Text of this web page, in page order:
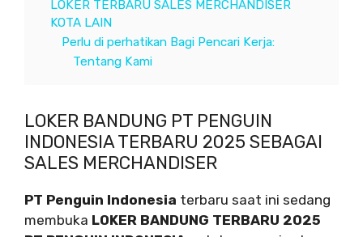
LOKER TERBARU SALES MERCHANDISER
KOTA LAIN
Perlu di perhatikan Bagi Pencari Kerja:
Tentang Kami
LOKER BANDUNG PT PENGUIN
INDONESIA TERBARU 2025 SEBAGAI
SALES MERCHANDISER
PT Penguin Indonesia terbaru saat ini sedang
membuka LOKER BANDUNG TERBARU 2025